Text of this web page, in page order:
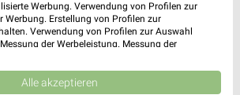
Werbung. Verwendung von Profilen zur
Werbung. Erstellung von Profilen zur
Verwendung von Profilen zur Auswahl
der Werbeleistung. Messung der
aus verschiedenen Quellen. Entwicklung und
Verwendung reduzierter Daten zur Auswahl
Alle akzeptieren